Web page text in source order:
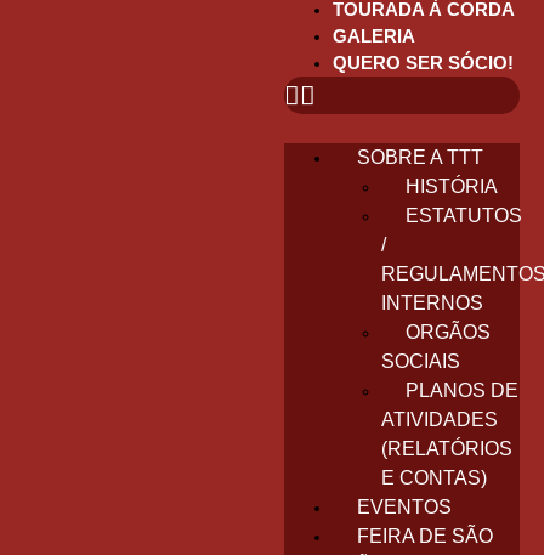
TOURADA À CORDA
GALERIA
QUERO SER SÓCIO!
SOBRE A TTT
HISTÓRIA
ESTATUTOS
/
INTERNOS
ORGÃOS
SOCIAIS
PLANOS DE
ATIVIDADES
(RELATÓRIOS
E CONTAS)
EVENTOS
FEIRA DE SÃO